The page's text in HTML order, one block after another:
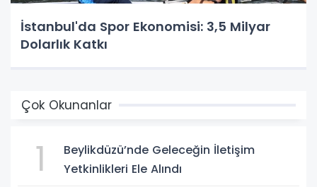
İstanbul'da Spor Ekonomisi: 3,5 Milyar
Dolarlık Katkı
Çok Okunanlar
1
Beylikdüzü’nde Geleceğin İletişim
Yetkinlikleri Ele Alındı